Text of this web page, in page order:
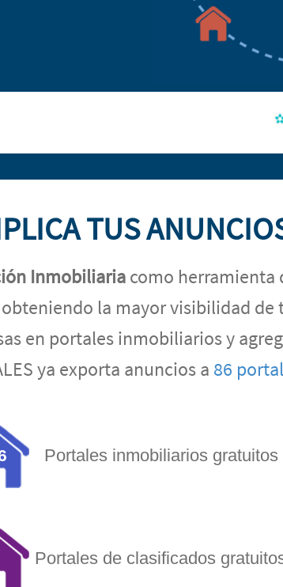
TUS
Inmobiliariacomo herramienta
obteniendo la mayor visibilidad de
en portales inmobiliarios y
ya exporta anuncios a 86
Portales inmobiliarios gratuitos
Portales de clasificados